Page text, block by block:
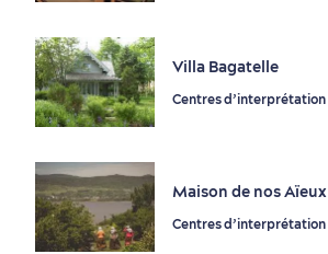
Nature à proximité
Villa Bagatelle
Centres d’interprétation
Maison de nos Aïeux
Centres d’interprétation